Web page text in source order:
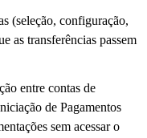
(seleção, configuração,
as transferências passem
entre contas de
de Pagamentos
sem acessar o